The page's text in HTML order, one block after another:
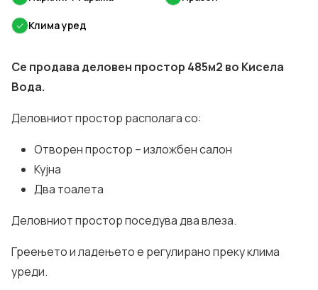
✓ Клима уред
Се продава деловен простор 485м2 во Кисела
Вода.
Деловниот простор располага со:
Отворен простор – изложбен салон
Кујна
Два тоалета
Деловниот простор поседува два влеза.
Греењето и ладењето е регулирано преку клима
уреди.